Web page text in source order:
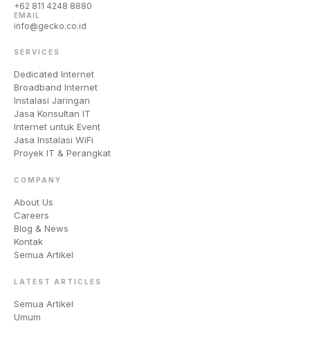
+62 811 4248 8880
EMAIL
info@gecko.co.id
SERVICES
Dedicated Internet
Broadband Internet
Instalasi Jaringan
Jasa Konsultan IT
Internet untuk Event
Jasa Instalasi WiFi
Proyek IT & Perangkat
COMPANY
About Us
Careers
Blog & News
Kontak
Semua Artikel
LATEST ARTICLES
Semua Artikel
Umum